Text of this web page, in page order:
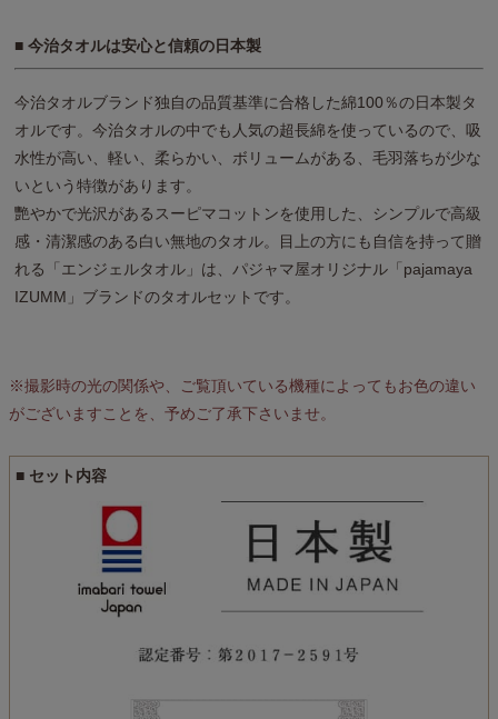
■ 今治タオルは安心と信頼の日本製
今治タオルブランド独自の品質基準に合格した綿100％の日本製タ
オルです。今治タオルの中でも人気の超長綿を使っているので、吸
水性が高い、軽い、柔らかい、ボリュームがある、毛羽落ちが少な
いという特徴があります。
艷やかで光沢があるスーピマコットンを使用した、シンプルで高級
感・清潔感のある白い無地のタオル。目上の方にも自信を持って贈
れる「エンジェルタオル」は、パジャマ屋オリジナル「pajamaya
IZUMM」ブランドのタオルセットです。
※撮影時の光の関係や、ご覧頂いている機種によってもお色の違い
がございますことを、予めご了承下さいませ。
■ セット内容